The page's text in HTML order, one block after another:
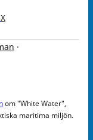
X
·
om "White Water",
maritima miljön.